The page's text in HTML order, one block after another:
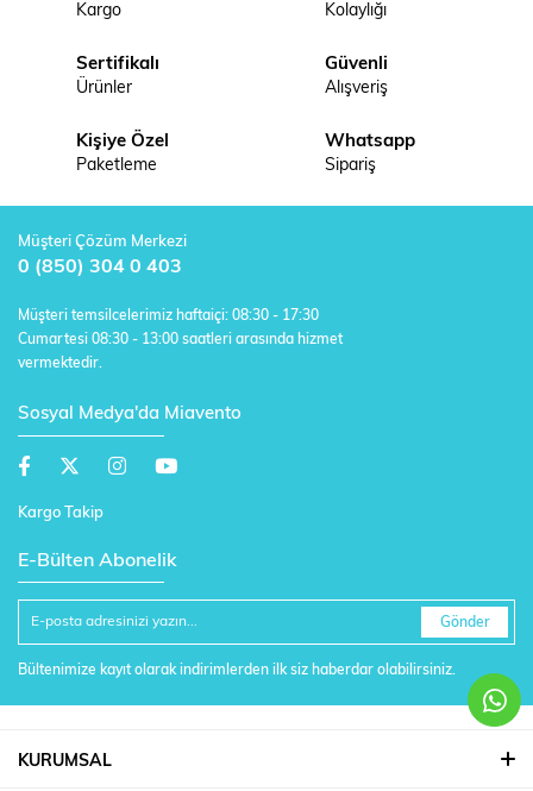
Kargo
Kolaylığı
Sertifikalı
Ürünler
Güvenli
Alışveriş
Kişiye Özel
Paketleme
Whatsapp
Sipariş
Müşteri Çözüm Merkezi
0 (850) 304 0 403
Müşteri temsilcelerimiz haftaiçi: 08:30 - 17:30
Cumartesi 08:30 - 13:00 saatleri arasında hizmet
vermektedir.
Sosyal Medya'da Miavento
Kargo Takip
E-Bülten Abonelik
Gönder
Bültenimize kayıt olarak indirimlerden ilk siz haberdar olabilirsiniz.
KURUMSAL